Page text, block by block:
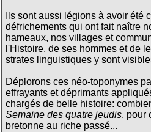
Ils sont aussi légions à avoir été
défrichements qui ont fait naître
hameaux, nos villages et
l'Histoire, de ses hommes et de
strates linguistiques y sont
Déplorons ces néo-toponymes
effrayants et déprimants
chargés de belle histoire:
Semaine des quatre jeudis, pour
bretonne au riche passé...